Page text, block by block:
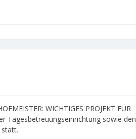
WICHTIGES PROJEKT FÜR
Tagesbetreuungseinrichtung sowie den